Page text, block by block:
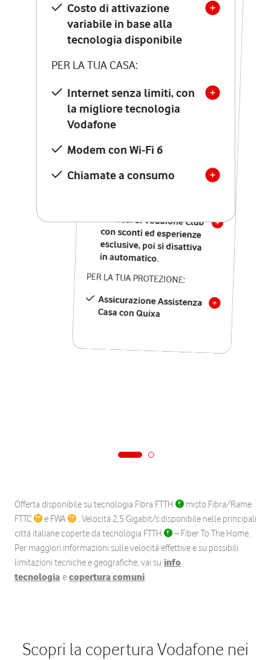
Costo di attivazione
variabile in base alla
tecnologia disponibile
PER LA TUA CASA:
Internet senza limiti, con
la migliore tecnologia
Vodafone
Modem con Wi-Fi 6
Chiamate a consumo
Costo di attivazione
variabile in base alla
tecnologia disponibile
PER LA TUA CASA:
Internet senza limiti, con
la migliore tecnologia
Vodafone
Modem Seven con Wi-Fi 7
Chiamate illimitate verso
numeri fissi e mobili
nazionali
12 mesi di Vodafone Club
con sconti ed esperienze
esclusive, poi si disattiva
in automatico.
PER LA TUA PROTEZIONE:
Assicurazione Assistenza
Casa con Quixa
Offerta disponibile su tecnologia Fibra FTTH
misto Fibra/Rame
FTTC
e FWA
. Velocità 2,5 Gigabit/s disponibile nelle principali
città italiane coperte da tecnologia FTTH
– Fiber To The Home.
Per maggiori informazioni sulle velocità effettive e su possibili
limitazioni tecniche e geografiche, vai su info
tecnologia e copertura comuni.
Scopri la copertura Vodafone nei